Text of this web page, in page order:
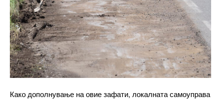
Free
бесплатно / forever
Како дополнување на овие зафати, локалната самоуправа